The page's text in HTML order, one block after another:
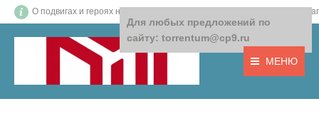
О подвигах и героях нашего времени! О том, что важно! О
МЕНЮ
Для любых предложений по
сайту: torrentum@cp9.ru